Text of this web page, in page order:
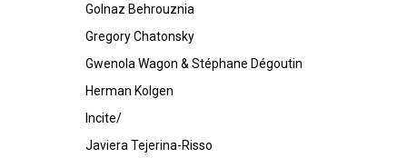
Golnaz Behrouznia
Gregory Chatonsky
Gwenola Wagon & Stéphane Dégoutin
Herman Kolgen
Incite/
Javiera Tejerina-Risso